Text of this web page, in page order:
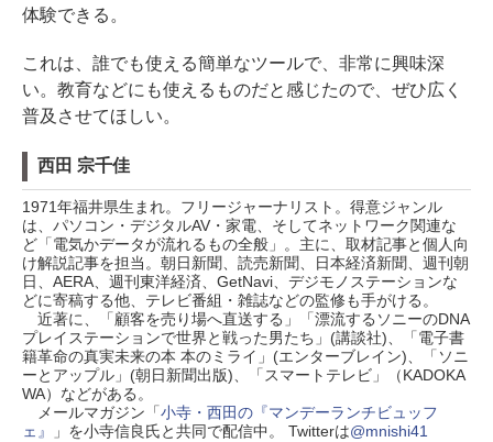
体験できる。
これは、誰でも使える簡単なツールで、非常に興味深
い。教育などにも使えるものだと感じたので、ぜひ広く
普及させてほしい。
西田 宗千佳
1971年福井県生まれ。フリージャーナリスト。得意ジャンル
は、パソコン・デジタルAV・家電、そしてネットワーク関連な
ど「電気かデータが流れるもの全般」。主に、取材記事と個人向
け解説記事を担当。朝日新聞、読売新聞、日本経済新聞、週刊朝
日、AERA、週刊東洋経済、GetNavi、デジモノステーションな
どに寄稿する他、テレビ番組・雑誌などの監修も手がける。
近著に、「顧客を売り場へ直送する」「漂流するソニーのDNA
プレイステーションで世界と戦った男たち」(講談社)、「電子書
籍革命の真実未来の本 本のミライ」(エンターブレイン)、「ソニ
ーとアップル」(朝日新聞出版)、「スマートテレビ」（KADOKA
WA）などがある。
メールマガジン「小寺・西田の『マンデーランチビュッフ
ェ』
」を小寺信良氏と共同で配信中。 Twitterは@mnishi41